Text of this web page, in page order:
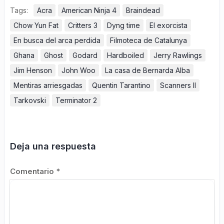
Tags: Acra American Ninja 4
Braindead
Chow Yun Fat
Critters 3 Dyng time
El exorcista
En busca del arca perdida
Filmoteca de Catalunya
Ghana
Ghost Godard Hardboiled
Jerry Rawlings
Jim Henson
John Woo
La casa de Bernarda Alba
Mentiras arriesgadas
Quentin Tarantino
Scanners II
Tarkovski
Terminator 2
Deja una respuesta
Comentario *